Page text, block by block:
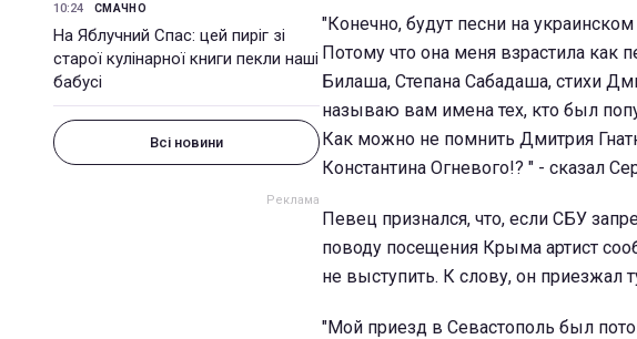
10:24 СМАЧНО
На Яблучний Спас: цей пиріг зі
старої кулінарної книги пекли наші
бабусі
Всі новини
"Конечно, будут песни на
Потому что она меня взрастила как
Билаша, Степана Сабадаша, стихи
называю вам имена тех, кто был
Как можно не помнить Дмитрия
Константина Огневого!? " - сказал
Певец признался, что, если СБУ
поводу посещения Крыма артист
не выступить. К слову, он приезжал
"Мой приезд в Севастополь был